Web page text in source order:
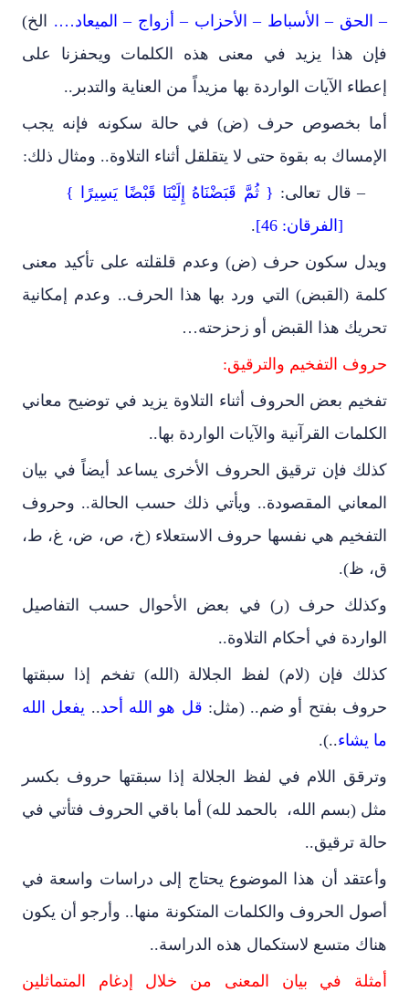
– الحق – الأسباط – الأحزاب – أزواج – الميعاد…. الخ)
فإن هذا يزيد في معنى هذه الكلمات ويحفزنا على
إعطاء الآيات الواردة بها مزيداً من العناية والتدبر..
أما بخصوص حرف (ض) في حالة سكونه فإنه يجب
الإمساك به بقوة حتى لا يتقلقل أثناء التلاوة.. ومثال ذلك:
– قال تعالى: { ثُمَّ قَبَضْنَاهُ إِلَيْنَا قَبْضًا يَسِيرًا }
[الفرقان: 46]
.
ويدل سكون حرف (ض) وعدم قلقلته على تأكيد معنى
كلمة (القبض) التي ورد بها هذا الحرف.. وعدم إمكانية
تحريك هذا القبض أو زحزحته…
حروف التفخيم والترقيق:
تفخيم بعض الحروف أثناء التلاوة يزيد في توضيح معاني
الكلمات القرآنية والآيات الواردة بها..
كذلك فإن ترقيق الحروف الأخرى يساعد أيضاً في بيان
المعاني المقصودة.. ويأتي ذلك حسب الحالة.. وحروف
التفخيم هي نفسها حروف الاستعلاء (خ، ص، ض، غ، ط،
ق، ظ).
وكذلك حرف (ر) في بعض الأحوال حسب التفاصيل
الواردة في أحكام التلاوة..
كذلك فإن (لام) لفظ الجلالة (الله) تفخم إذا سبقتها
حروف بفتح أو ضم.. (مثل: قل هو الله أحد.. يفعل الله
ما يشاء..).
وترقق اللام في لفظ الجلالة إذا سبقتها حروف بكسر
مثل (بسم الله، بالحمد لله) أما باقي الحروف فتأتي في
حالة ترقيق..
وأعتقد أن هذا الموضوع يحتاج إلى دراسات واسعة في
أصول الحروف والكلمات المتكونة منها.. وأرجو أن يكون
هناك متسع لاستكمال هذه الدراسة..
أمثلة في بيان المعنى من خلال إدغام المتماثلين